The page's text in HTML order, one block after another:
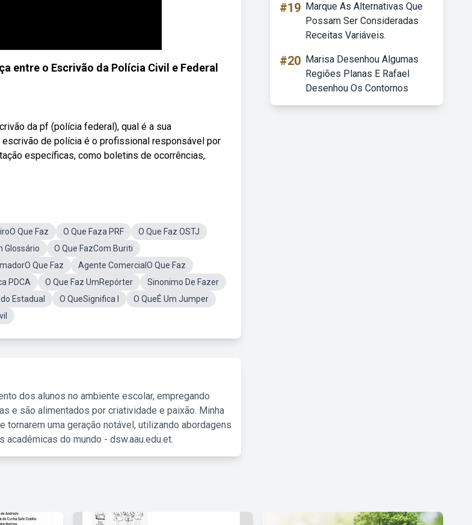
entre o Escrivão da Polícia Civil e Federal
da pf (polícia federal), qual é a sua
de polícia é o profissional responsável por
específicas, como boletins de ocorrências,.
Que Faz O Que Faza PRF
O Que Faz OSTJ
Glossário
O Que FazCom Buriti
Que Faz
Agente ComercialO Que Faz
PDCA O Que Faz UmRepórter
Sinonimo De Fazer
Estadual O QueSignifica I
O QueÉ Um Jumper
dos alunos no ambiente escolar, empregando
e são alimentados por criatividade e paixão. Minha
uma geração notável, utilizando abordagens
do mundo - dsw.aau.edu.et.
#19 Marque As Alternativas Que
Possam Ser Consideradas
Receitas Variáveis.
#20 Marisa Desenhou Algumas
Regiões Planas E Rafael
Desenhou Os Contornos